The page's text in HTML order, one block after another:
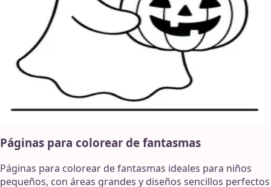
Páginas para colorear de fantasmas
Páginas para colorear de fantasmas ideales para niños
pequeños, con áreas grandes y diseños sencillos perfectos